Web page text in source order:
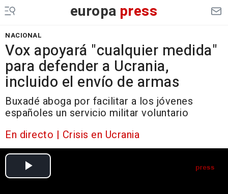
europa press
NACIONAL
Vox apoyará "cualquier medida"
para defender a Ucrania,
incluido el envío de armas
Buxadé aboga por facilitar a los jóvenes
españoles un servicio militar voluntario
En directo | Crisis en Ucrania